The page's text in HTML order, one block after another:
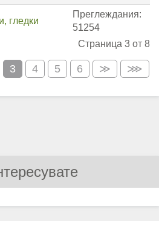
гледки
Преглеждания:
51254
Страница 3 от 8
3 4 5 6